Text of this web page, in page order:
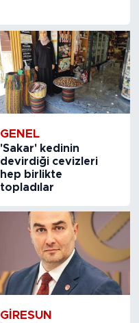
GENEL
'Sakar' kedinin
devirdiği cevizleri
hep birlikte
topladılar
GIRESUN